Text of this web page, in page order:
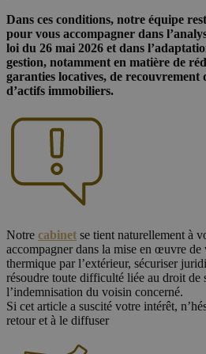
Dans ces conditions, notre équipe
pour vous accompagner dans
loi du 26 mai 2026 et dans
gestion, notamment en matière de
garanties locatives, de recouvrement
d’actifs immobiliers.
Notre cabinet se tient naturellement à
accompagner dans la mise en œuvre de
thermique par l’extérieur, sécuriser
résoudre toute difficulté liée au droit de
l’indemnisation du voisin concerné.
Si cet article a suscité votre intérêt,
retour et à le diffuser